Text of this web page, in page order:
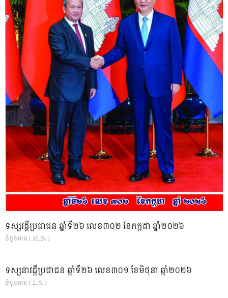
ទស្សវដ្តីប្រជាជន ឆ្នាំទី២៦ លេខ៣០២ ខែកក្កដា ឆ្នាំ២០២៦
ចំនួនអាន ( 15.2k )
ទស្សនាវដ្ដីប្រជាជន ឆ្នាំទី២៦ លេខ៣០១ ខែមិថុនា ឆ្នាំ២០២៦
ចំនួនអាន ( 2.7k )